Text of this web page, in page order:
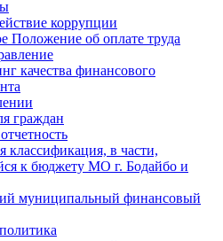
коррупции
Положение об оплате труда
качества финансового
граждан
классификация, в части,
к бюджету МО г. Бодайбо и
муниципальный финансовый